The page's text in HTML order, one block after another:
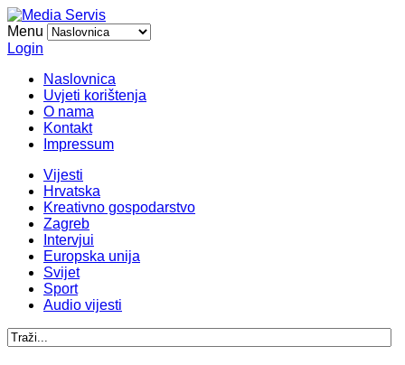
Menu
Login
Naslovnica
Uvjeti korištenja
O nama
Kontakt
Impressum
Vijesti
Hrvatska
Kreativno gospodarstvo
Zagreb
Intervjui
Europska unija
Svijet
Sport
Audio vijesti